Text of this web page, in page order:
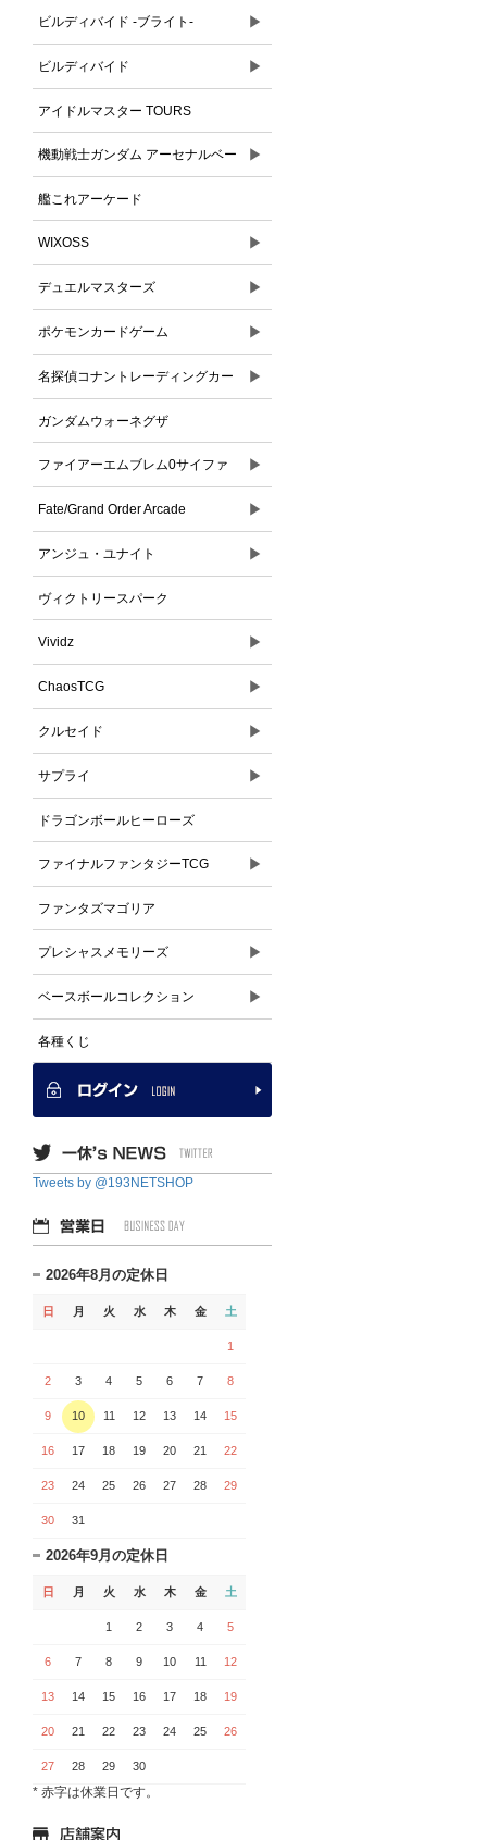
ビルディバイド -ブライト- ▶
ビルディバイド ▶
アイドルマスター TOURS
機動戦士ガンダム アーセナルベー
ス
▶
艦これアーケード
WIXOSS ▶
デュエルマスターズ ▶
ポケモンカードゲーム ▶
名探偵コナントレーディングカー
ドゲーム
▶
ガンダムウォーネグザ
ファイアーエムブレム0サイファ ▶
Fate/Grand Order Arcade ▶
アンジュ・ユナイト ▶
ヴィクトリースパーク
Vividz ▶
ChaosTCG ▶
クルセイド ▶
サプライ ▶
ドラゴンボールヒーローズ
ファイナルファンタジーTCG ▶
ファンタズマゴリア
プレシャスメモリーズ ▶
ベースボールコレクション ▶
各種くじ
Tweets by @193NETSHOP
2026年8月の定休日
日 月 火 水 木 金 土
1
2 3 4 5 6 7 8
9 10 11 12 13 14 15
16 17 18 19 20 21 22
23 24 25 26 27 28 29
30 31
2026年9月の定休日
日 月 火 水 木 金 土
1 2 3 4 5
6 7 8 9 10 11 12
13 14 15 16 17 18 19
20 21 22 23 24 25 26
27 28 29 30
* 赤字は休業日です。